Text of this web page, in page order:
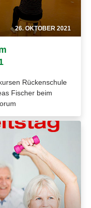
26. OKTOBER 2021
Rückenschule
Fischer beim